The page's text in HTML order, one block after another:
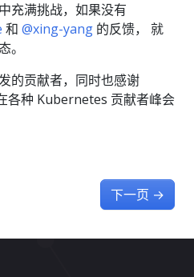
充满挑战，如果没有
和 @xing-yang 的反馈， 就
。
的贡献者，同时也感谢
各种 Kubernetes 贡献者峰会
下一页 →